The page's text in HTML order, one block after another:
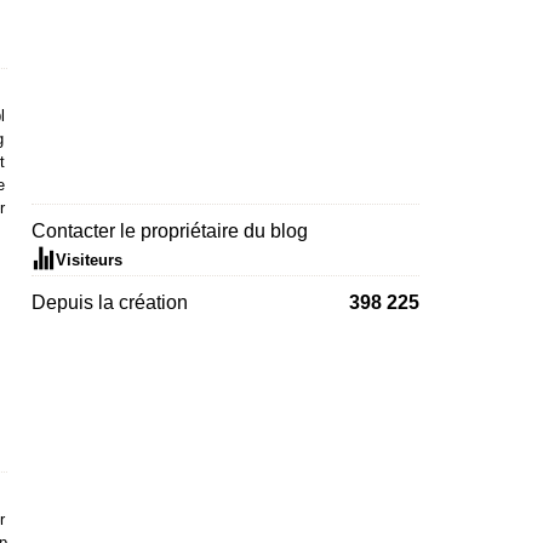
Contacter le propriétaire du blog
Visiteurs
Depuis la création 398 225